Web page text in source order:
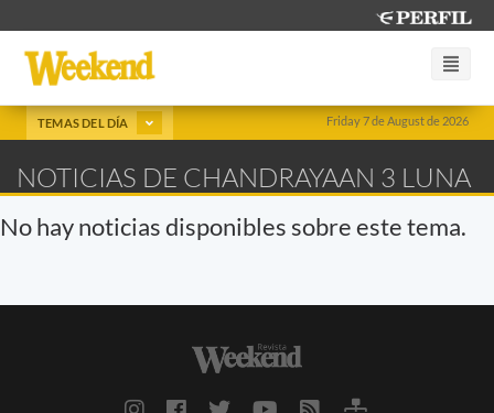
Friday 7 de August de 2026
TEMAS DEL DÍA
NOTICIAS DE CHANDRAYAAN 3 LUNA
No hay noticias disponibles sobre este tema.